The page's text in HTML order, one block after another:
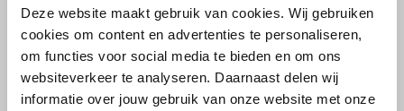
Deze website maakt gebruik van cookies. Wij gebruiken
cookies om content en advertenties te personaliseren,
om functies voor social media te bieden en om ons
websiteverkeer te analyseren. Daarnaast delen wij
informatie over jouw gebruik van onze website met onze
Size:
1SIZE